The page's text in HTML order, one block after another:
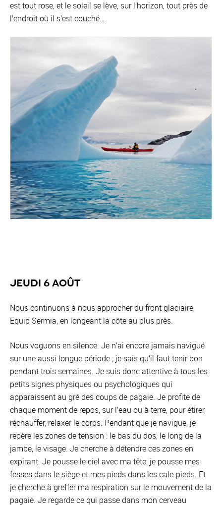
est tout rose, et le soleil se lève, sur l’horizon, tout près de
l’endroit où il s’est couché…
Jeudi 6 août
Nous continuons à nous approcher du front glaciaire,
Equip Sermia, en longeant la côte au plus près.
Nous voguons en silence. Je n’ai encore jamais navigué
sur une aussi longue période ; je sais qu’il faut tenir bon
pendant trois semaines. Je suis donc attentive à tous les
petits signes physiques ou psychologiques qui
apparaissent au gré des coups de pagaie. Je profite de
chaque moment de repos, sur l’eau ou à terre, pour étirer,
réchauffer, relaxer le corps. Pendant que je navigue, je
repère les zones de tension : le bas du dos, le long de la
jambe, le visage. Je cherche à détendre ces zones en
expirant. Je pousse le ciel avec ma tête, je pousse mes
fesses dans le siège et mes pieds dans les cale-pieds. Et
je cherche à greffer ma respiration sur le mouvement de la
pagaie. Je regarde ce qui passe dans mon cerveau